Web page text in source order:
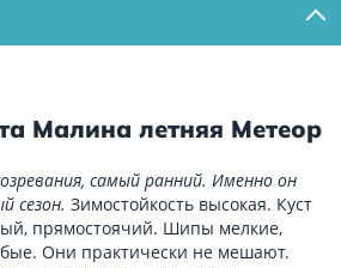
Малина летняя Метеор
самый ранний. Именно он
сезон. Зимостойкость высокая. Куст
прямостоячий. Шипы мелкие,
Они практически не мешают.